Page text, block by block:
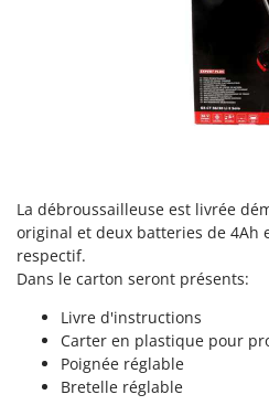
Tineco
Titania
Tornado
Tre Spade
Trev - Abrek - TecnoVIR
Trotec
La débroussailleuse est livrée
original et deux batteries de 4Ah
respectif.
Dans le carton seront présents:
Livre d'instructions
Carter en plastique pour
Poignée réglable
Bretelle réglable